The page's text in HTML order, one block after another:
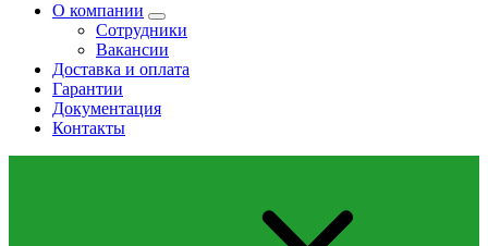
О компании
Сотрудники
Вакансии
Доставка и оплата
Гарантии
Документация
Контакты